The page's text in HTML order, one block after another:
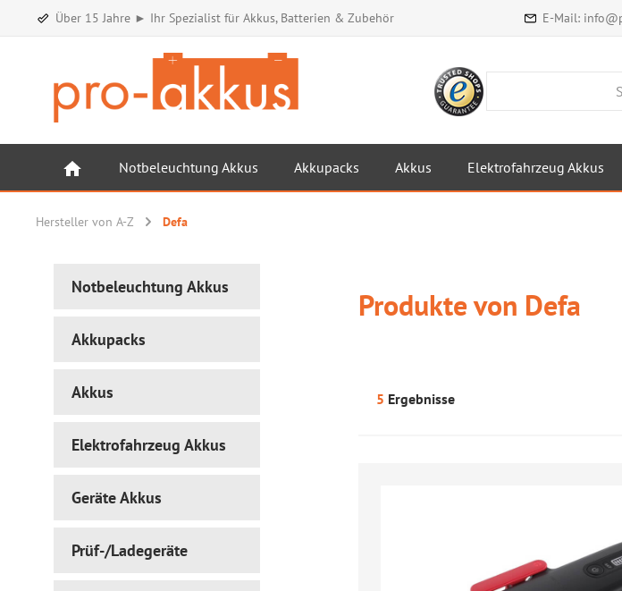
Über 15 Jahre ► Ihr Spezialist für Akkus, Batterien & Zubehör E-Mail:
Notbeleuchtung Akkus Akkupacks Akkus Elektrofahrzeug Akkus
Hersteller von A-Z Defa
Notbeleuchtung Akkus
Akkupacks
Akkus
Elektrofahrzeug Akkus
Geräte Akkus
Prüf-/Ladegeräte
Produkte von Defa
5 Ergebnisse